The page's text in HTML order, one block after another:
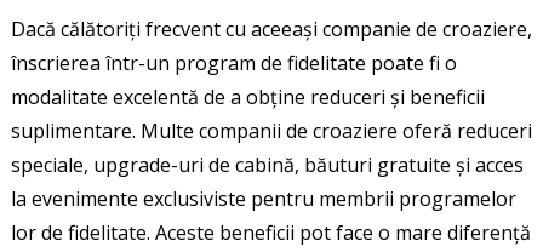
Dacă călătoriți frecvent cu aceeași companie de croaziere,
înscrierea într-un program de fidelitate poate fi o
modalitate excelentă de a obține reduceri și beneficii
suplimentare. Multe companii de croaziere oferă reduceri
speciale, upgrade-uri de cabină, băuturi gratuite și acces
la evenimente exclusiviste pentru membrii programelor
lor de fidelitate. Aceste beneficii pot face o mare diferență